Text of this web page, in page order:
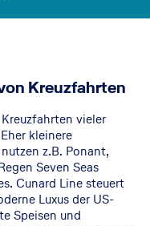
Kreuzfahrten
vieler
kleinere
z.B. Ponant,
Seven Seas
Cunard Line steuert
Luxus der US-
Speisen und